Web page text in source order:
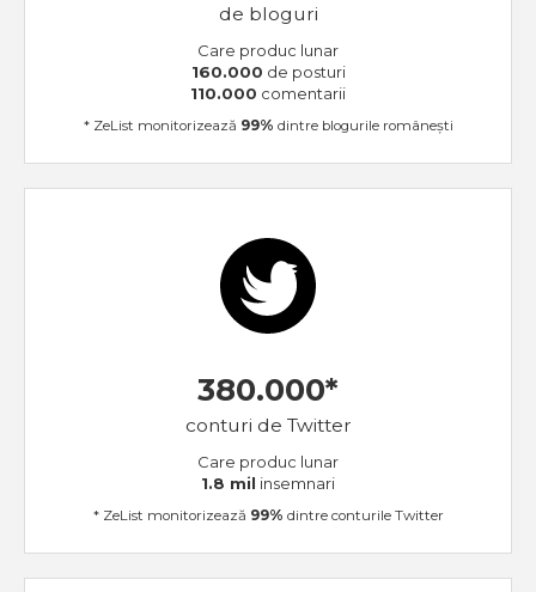
de bloguri
Care produc lunar
160.000 de posturi
110.000 comentarii
* ZeList monitorizează 99% dintre blogurile românești
380.000*
conturi de Twitter
Care produc lunar
1.8 mil insemnari
* ZeList monitorizează 99% dintre conturile Twitter